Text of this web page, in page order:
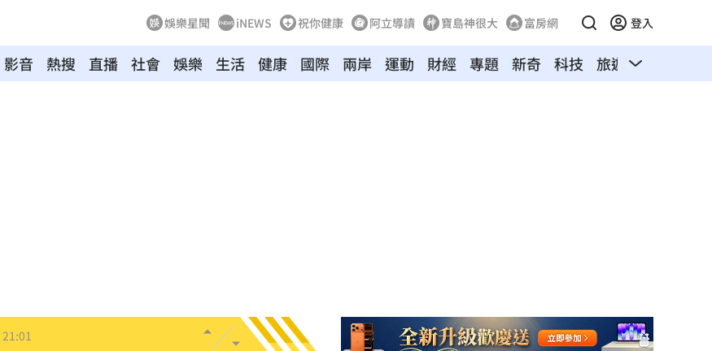
娛樂星聞 iNEWS 祝你健康 阿立導讀 寶島神很大 富房網 登入
影音 熱搜 直播 社會 娛樂 生活 健康 國際 兩岸 運動 財經 專題 新奇 科技 旅遊 汽車
20:58